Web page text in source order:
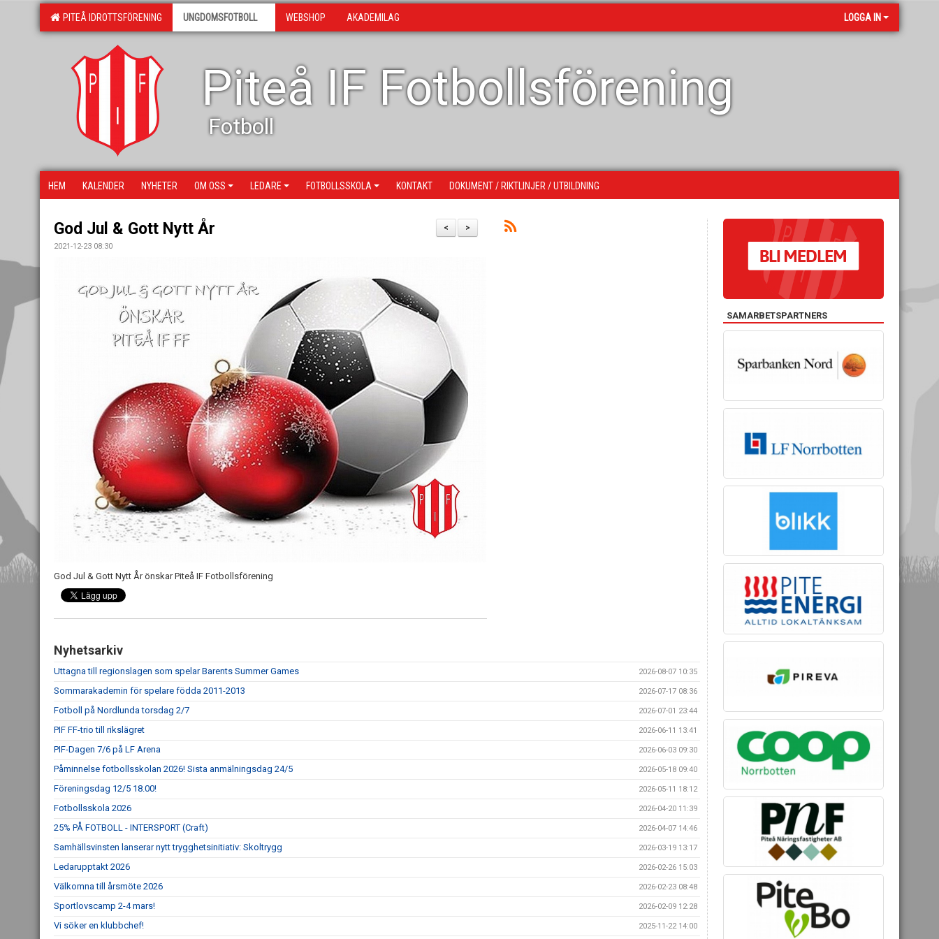
PITEÅ IDROTTSFÖRENING UNGDOMSFOTBOLL WEBSHOP AKADEMILAG LOGGA IN
Piteå IF Fotbollsförening
Fotboll
HEM KALENDER NYHETER OM OSS LEDARE FOTBOLLSSKOLA KONTAKT DOKUMENT / RIKTLINJER / UTBILDNING
>
<
God Jul & Gott Nytt År
2021-12-23 08:30
God Jul & Gott Nytt År önskar Piteå IF Fotbollsförening
Nyhetsarkiv
Uttagna till regionslagen som spelar Barents Summer Games 2026-08-07 10:35
Sommarakademin för spelare födda 2011-2013 2026-07-17 08:36
Fotboll på Nordlunda torsdag 2/7 2026-07-01 23:44
PIF FF-trio till rikslägret 2026-06-11 13:41
PIF-Dagen 7/6 på LF Arena 2026-06-03 09:30
Påminnelse fotbollsskolan 2026! Sista anmälningsdag 24/5 2026-05-18 09:40
Föreningsdag 12/5 18.00! 2026-05-11 18:12
Fotbollsskola 2026 2026-04-20 11:39
25% PÅ FOTBOLL - INTERSPORT (Craft) 2026-04-07 14:46
Samhällsvinsten lanserar nytt trygghetsinitiativ: Skoltrygg 2026-03-19 13:17
Ledarupptakt 2026 2026-02-26 15:03
Välkomna till årsmöte 2026 2026-02-23 08:48
Sportlovscamp 2-4 mars! 2026-02-09 12:28
Vi söker en klubbchef! 2025-11-22 14:00
SAMARBETSPARTNERS